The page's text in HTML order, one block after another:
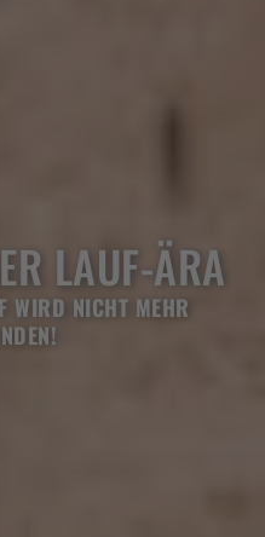
LAUF-ÄRA
WIRD NICHT MEHR